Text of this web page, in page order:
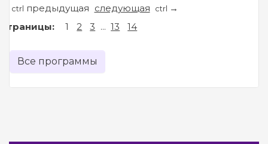
ctrl предыдущая следующая ctrl →
Страницы: 1 2 3 ... 13 14
Все программы